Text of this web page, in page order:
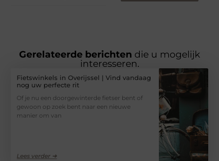
Gerelateerde berichten die u mogelijk
interesseren.
Fietswinkels in Overijssel | Vind vandaag
nog uw perfecte rit
Of je nu een doorgewinterde fietser bent of
gewoon op zoek bent naar een nieuwe
manier om van
Lees verder ➜